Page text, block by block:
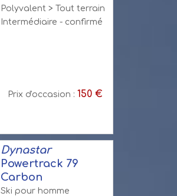
Polyvalent > Tout terrain
Intermédiaire - confirmé
Prix d'occasion : 150 €
Dynastar
Powertrack 79
Carbon
Ski pour homme